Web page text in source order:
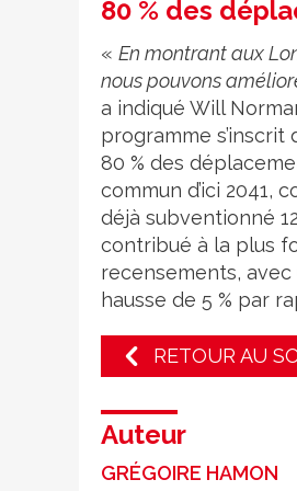
80 % des
« En montrant aux
nous pouvons
a indiqué Will
programme s’inscrit
80 % des
commun d’ici 2041,
déjà subventionné
contribué à la plus
recensements,
hausse de 5 % par
RETOUR AU
Auteur
GRÉGOIRE HAMON